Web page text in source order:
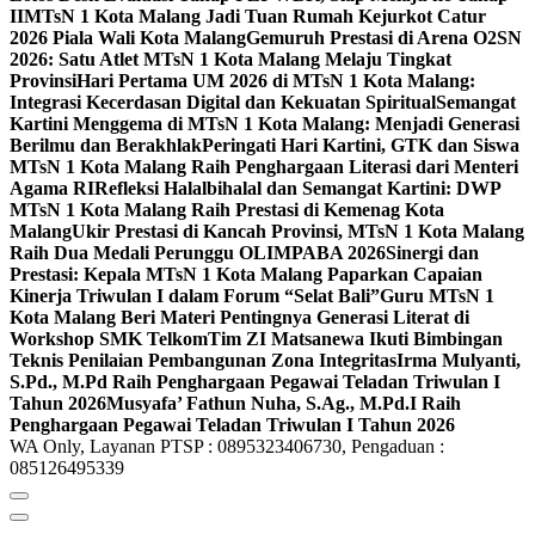
IIMTsN 1 Kota Malang Jadi Tuan Rumah Kejurkot Catur
2026 Piala Wali Kota MalangGemuruh Prestasi di Arena O2SN
2026: Satu Atlet MTsN 1 Kota Malang Melaju Tingkat
ProvinsiHari Pertama UM 2026 di MTsN 1 Kota Malang:
Integrasi Kecerdasan Digital dan Kekuatan SpiritualSemangat
Kartini Menggema di MTsN 1 Kota Malang: Menjadi Generasi
Berilmu dan BerakhlakPeringati Hari Kartini, GTK dan Siswa
MTsN 1 Kota Malang Raih Penghargaan Literasi dari Menteri
Agama RIRefleksi Halalbihalal dan Semangat Kartini: DWP
MTsN 1 Kota Malang Raih Prestasi di Kemenag Kota
MalangUkir Prestasi di Kancah Provinsi, MTsN 1 Kota Malang
Raih Dua Medali Perunggu OLIMPABA 2026Sinergi dan
Prestasi: Kepala MTsN 1 Kota Malang Paparkan Capaian
Kinerja Triwulan I dalam Forum “Selat Bali”Guru MTsN 1
Kota Malang Beri Materi Pentingnya Generasi Literat di
Workshop SMK TelkomTim ZI Matsanewa Ikuti Bimbingan
Teknis Penilaian Pembangunan Zona IntegritasIrma Mulyanti,
S.Pd., M.Pd Raih Penghargaan Pegawai Teladan Triwulan I
Tahun 2026Musyafa’ Fathun Nuha, S.Ag., M.Pd.I Raih
Penghargaan Pegawai Teladan Triwulan I Tahun 2026
WA Only, Layanan PTSP : 0895323406730, Pengaduan :
085126495339